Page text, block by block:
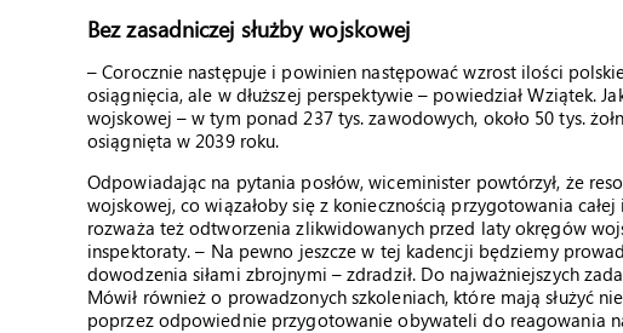
Bez zasadniczej służby wojskowej
– Corocznie następuje i powinien następować wzrost ilości
osiągnięcia, ale w dłuższej perspektywie – powiedział Wziątek.
wojskowej – w tym ponad 237 tys. zawodowych, około 50 tys.
osiągnięta w 2039 roku.
Odpowiadając na pytania posłów, wiceminister powtórzył, że
wojskowej, co wiązałoby się z koniecznością przygotowania
rozważa też odtworzenia zlikwidowanych przed laty okręgów
inspektoraty. – Na pewno jeszcze w tej kadencji będziemy
dowodzenia siłami zbrojnymi – zdradził. Do najważniejszych
Mówił również o prowadzonych szkoleniach, które mają służyć
poprzez odpowiednie przygotowanie obywateli do reagowania